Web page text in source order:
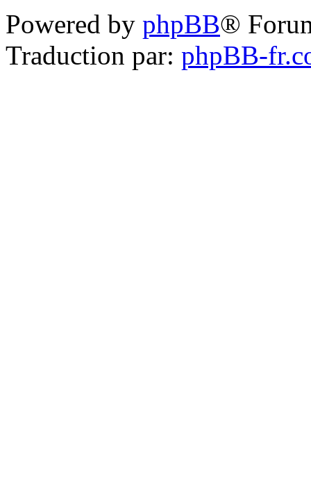
Powered by phpBB®
Traduction par: phpBB-